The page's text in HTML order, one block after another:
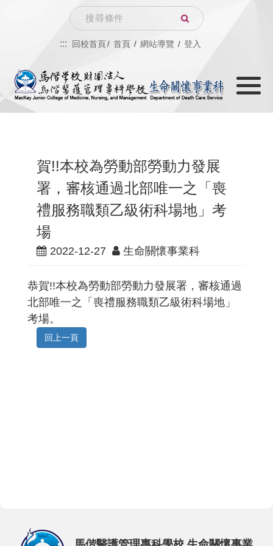
要
內
::: 回校首頁 首頁 網站導覽 登入
Search
Toggle
賀!!本校為勞動部勞動力發展
署，審核通過北部唯一之「喪
禮服務職類乙級術科場地」考
場
2022-12-27 生命關懷事業科
恭賀!!本校為勞動部勞動力發展署，審核通過
北部唯一之「喪禮服務職類乙級術科場地」
考場。